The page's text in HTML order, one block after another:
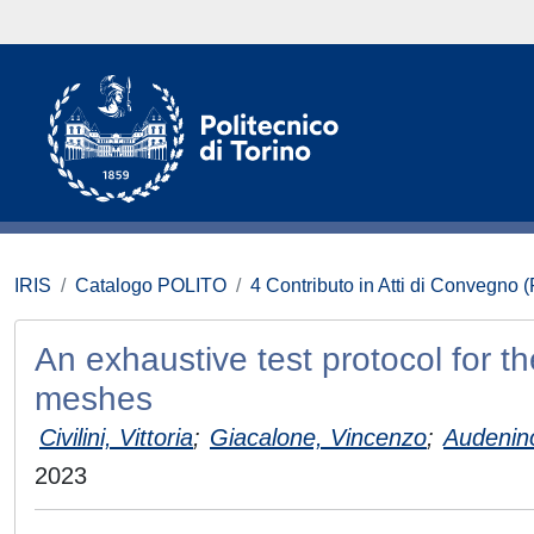
IRIS Catalogo POLITO 4 Contributo in Atti di Convegno
An exhaustive test protocol for
meshes
Civilini, Vittoria; Giacalone, Vincenzo;
2023